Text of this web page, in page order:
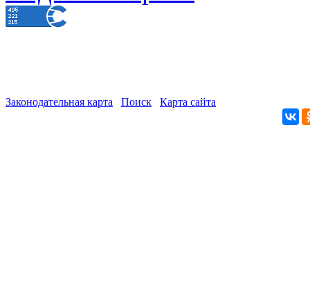
Законодательная карта Поиск Карта сайта